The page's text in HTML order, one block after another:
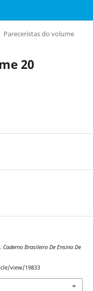
Pareceristas do volume
20
Caderno Brasileiro De Ensino De
view/19833